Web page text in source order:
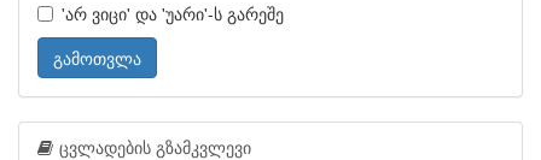
'არ ვიცი' და 'უარი'-ს გარეშე
გამოთვლა
ცვლადების გზამკვლევი